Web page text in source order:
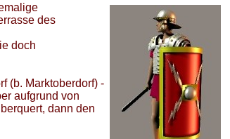
des
doch
(b. Marktoberdorf) -
aufgrund von
dann den